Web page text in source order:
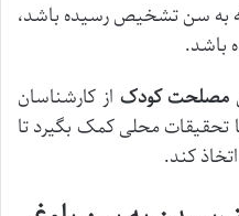
به سن تشخیص رسیده باشد،
باشد.
مصلحت کودک از کارشناسان
تحقیقات محلی کمک بگیرد تا
کند.